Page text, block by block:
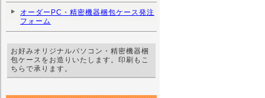
オーダーPC・精密機器梱包ケース発注
フォーム
お好みオリジナルパソコン・精密機器梱
包ケースをお造りいたします。印刷もこ
ちらで承ります。